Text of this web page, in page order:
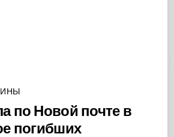
по Новой почте в
погибших